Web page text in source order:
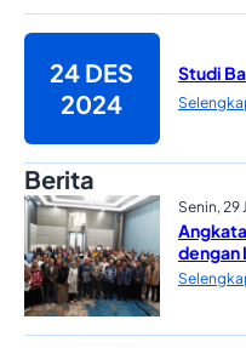
24 DES
2024
Studi
Berita
Senin, 29
dengan